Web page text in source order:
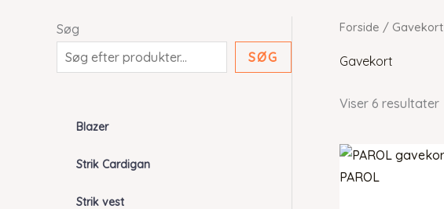
Søg
SØG
Blazer
Strik Cardigan
Strik vest
Forside / Gavekort
Gavekort
Viser 6 resultater